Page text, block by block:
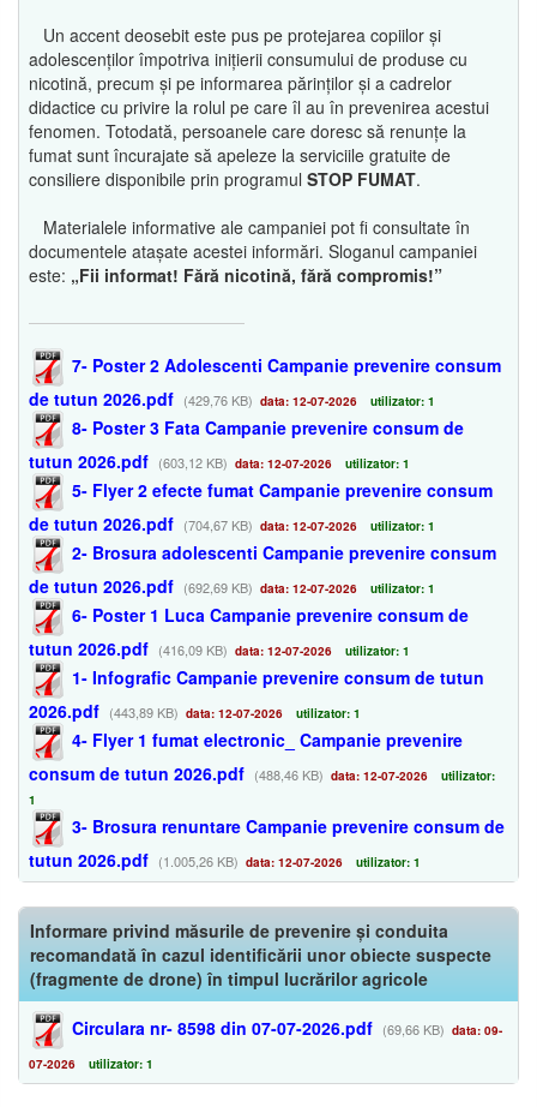
Un accent deosebit este pus pe protejarea copiilor și
adolescenților împotriva inițierii consumului de produse cu
nicotină, precum și pe informarea părinților și a cadrelor
didactice cu privire la rolul pe care îl au în prevenirea acestui
fenomen. Totodată, persoanele care doresc să renunțe la
fumat sunt încurajate să apeleze la serviciile gratuite de
consiliere disponibile prin programul STOP FUMAT.
Materialele informative ale campaniei pot fi consultate în
documentele atașate acestei informări. Sloganul campaniei
este: „Fii informat! Fără nicotină, fără compromis!”
7- Poster 2 Adolescenti Campanie prevenire consum
de tutun 2026.pdf (429,76 KB) data: 12-07-2026 utilizator: 1
8- Poster 3 Fata Campanie prevenire consum de
tutun 2026.pdf (603,12 KB) data: 12-07-2026 utilizator: 1
5- Flyer 2 efecte fumat Campanie prevenire consum
de tutun 2026.pdf (704,67 KB) data: 12-07-2026 utilizator: 1
2- Brosura adolescenti Campanie prevenire consum
de tutun 2026.pdf (692,69 KB) data: 12-07-2026 utilizator: 1
6- Poster 1 Luca Campanie prevenire consum de
tutun 2026.pdf (416,09 KB) data: 12-07-2026 utilizator: 1
1- Infografic Campanie prevenire consum de tutun
2026.pdf (443,89 KB) data: 12-07-2026 utilizator: 1
4- Flyer 1 fumat electronic_ Campanie prevenire
consum de tutun 2026.pdf (488,46 KB) data: 12-07-2026
utilizator:
1
3- Brosura renuntare Campanie prevenire consum de
tutun 2026.pdf (1.005,26 KB) data: 12-07-2026 utilizator: 1
Informare privind măsurile de prevenire și conduita
recomandată în cazul identificării unor obiecte suspecte
(fragmente de drone) în timpul lucrărilor agricole
Circulara nr- 8598 din 07-07-2026.pdf (69,66 KB) data: 09-
07-2026 utilizator: 1